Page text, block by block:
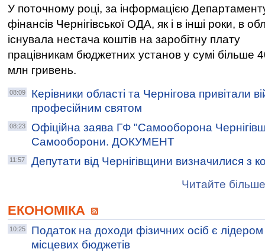
У поточному році, за інформацією
фінансів Чернігівської ОДА, як і в інші роки, в
існувала нестача коштів на заробітну плату
працівникам бюджетних установ у сумі більше
млн гривень.
08:09
Керівники області та Чернігова привітали
професійним святом
08:23
Офіційна заява ГФ "Самооборона
Самооборони. ДОКУМЕНТ
11:57
Депутати від Чернігівщини визначилися з
Читайте
ЕКОНОМІКА
10:25
Податок на доходи фізичних осіб є
місцевих бюджетів